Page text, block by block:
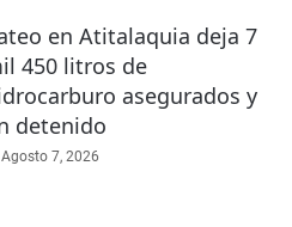
en Atitalaquia deja 7
450 litros de
asegurados y
detenido
Agosto 7, 2026